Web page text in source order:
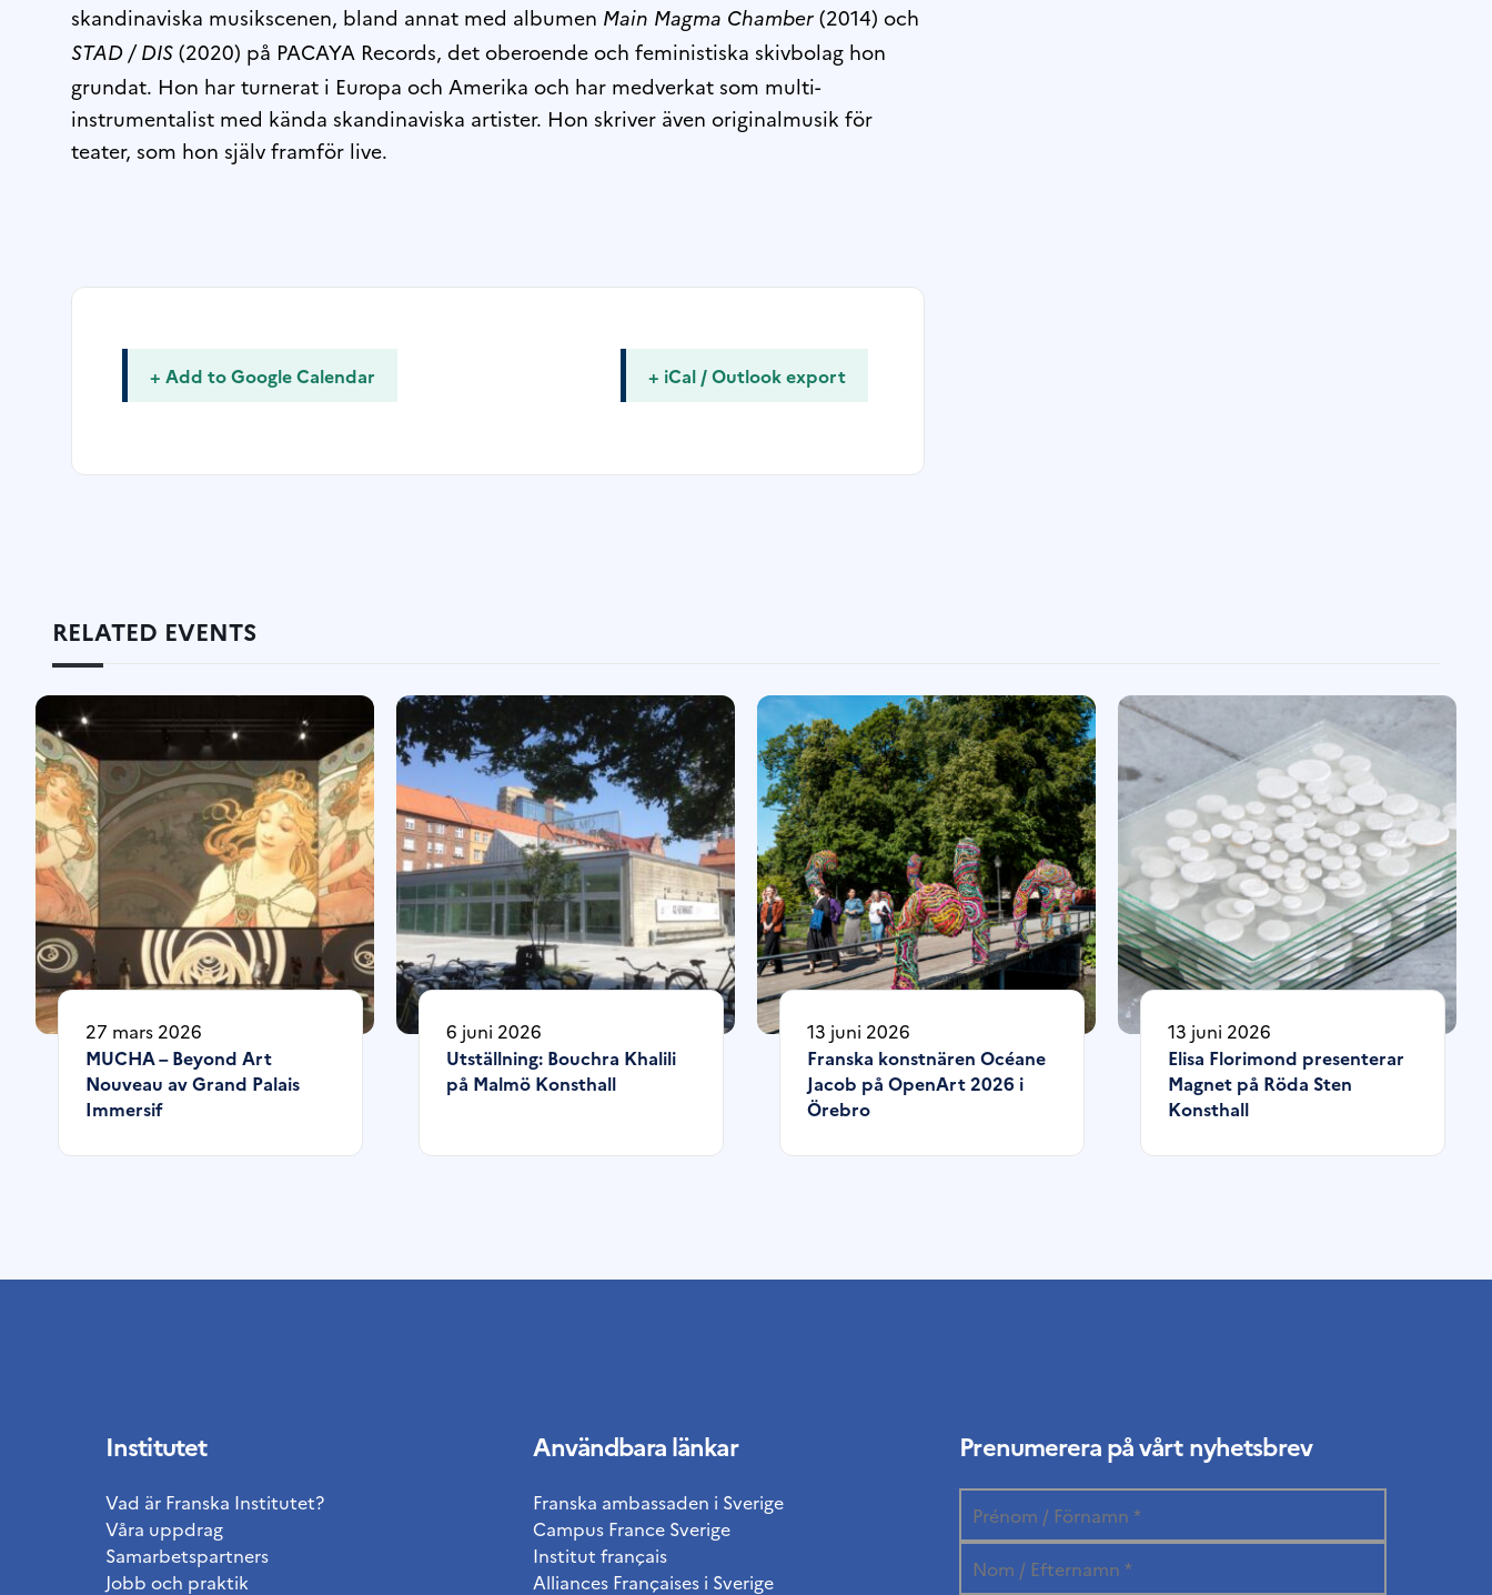
skandinaviska musikscenen, bland annat med albumen Main Magma Chamber (2014) och
STAD / DIS (2020) på PACAYA Records, det oberoende och feministiska skivbolag hon
grundat. Hon har turnerat i Europa och Amerika och har medverkat som multi-
instrumentalist med kända skandinaviska artister. Hon skriver även originalmusik för
teater, som hon själv framför live.
+ Add to Google Calendar + iCal / Outlook export
RELATED EVENTS
27 mars 2026
MUCHA – Beyond Art
Nouveau av Grand Palais
Immersif
6 juni 2026
Utställning: Bouchra Khalili
på Malmö Konsthall
13 juni 2026
Franska konstnären Océane
Jacob på OpenArt 2026 i
Örebro
13 juni 2026
Elisa Florimond presenterar
Magnet på Röda Sten
Konsthall
Institutet
Vad är Franska Institutet?
Våra uppdrag
Samarbetspartners
Jobb och praktik
Användbara länkar
Franska ambassaden i Sverige
Campus France Sverige
Institut français
Alliances Françaises i Sverige
Prenumerera på vårt nyhetsbrev